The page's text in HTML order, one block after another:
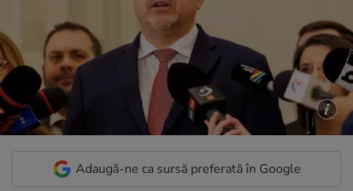
Adaugă-ne ca sursă preferată în Google